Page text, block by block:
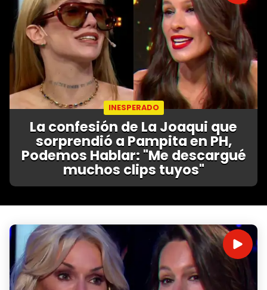
INESPERADO
La confesión de La Joaqui que
sorprendió a Pampita en PH,
Podemos Hablar: "Me descargué
muchos clips tuyos"